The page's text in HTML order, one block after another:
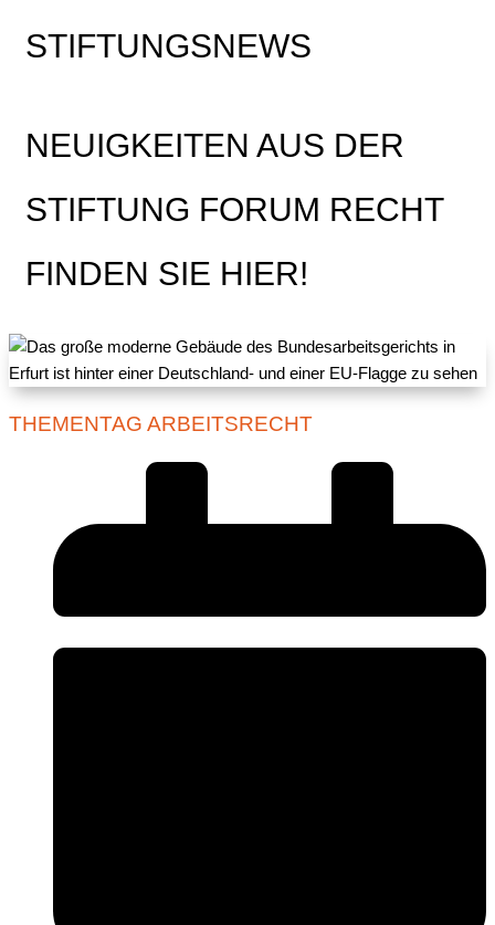
STIFTUNGSNEWS
NEUIGKEITEN AUS DER
STIFTUNG FORUM RECHT
FINDEN SIE HIER!
THEMENTAG ARBEITSRECHT